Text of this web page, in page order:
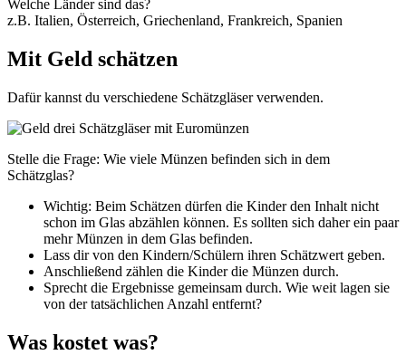
Welche Länder sind das?
z.B. Italien, Österreich, Griechenland, Frankreich, Spanien
Mit Geld schätzen
Dafür kannst du verschiedene Schätzgläser verwenden.
Stelle die Frage: Wie viele Münzen befinden sich in dem
Schätzglas?
Wichtig: Beim Schätzen dürfen die Kinder den Inhalt nicht
schon im Glas abzählen können. Es sollten sich daher ein paar
mehr Münzen in dem Glas befinden.
Lass dir von den Kindern/Schülern ihren Schätzwert geben.
Anschließend zählen die Kinder die Münzen durch.
Sprecht die Ergebnisse gemeinsam durch. Wie weit lagen sie
von der tatsächlichen Anzahl entfernt?
Was kostet was?